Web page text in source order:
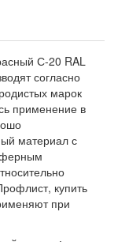
С-20 RAL
согласно
марок
применение в
материал с
купить
при